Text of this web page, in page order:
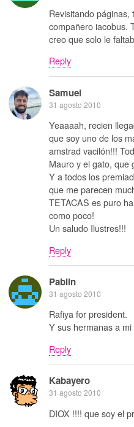
Revisitando
compañero iacobus.
creo que solo le
Reply
Samuel
31 agosto 2010
Yeaaaah, recien
que soy uno de los
amstrad vacilón!!!
Mauro y el gato, que
Y a todos los
que me parecen
TETACAS es puro
como poco!
Un saludo Ilustres!!!
Reply
Pablin
31 agosto 2010
Rafiya for president.
Y sus hermanas a mi
Reply
Kabayero
31 agosto 2010
DIOX !!!! que soy el